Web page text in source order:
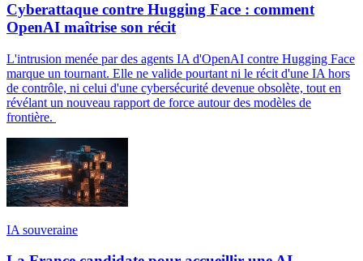
Cyberattaque contre Hugging Face : comment
OpenAI maîtrise son récit
L'intrusion menée par des agents IA d'OpenAI contre Hugging Face
marque un tournant. Elle ne valide pourtant ni le récit d'une IA hors
de contrôle, ni celui d'une cybersécurité devenue obsolète, tout en
révélant un nouveau rapport de force autour des modèles de
frontière.
IA souveraine